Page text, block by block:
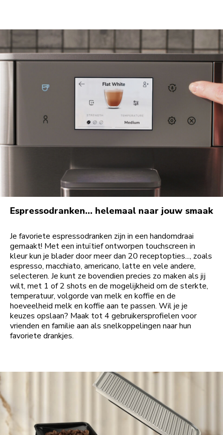
Espressodranken… helemaal naar jouw smaak
Je favoriete espressodranken zijn in een handomdraai
gemaakt! Met een intuïtief ontworpen touchscreen in
kleur kun je blader door meer dan 20 receptopties..., zoals
espresso, macchiato, americano, latte en vele andere,
selecteren. Je kunt ze bovendien precies zo maken als jij
wilt, met 1 of 2 shots en de mogelijkheid om de sterkte,
temperatuur, volgorde van melk en koffie en de
hoeveelheid melk en koffie aan te passen. Wil je je
keuzes opslaan? Maak tot 4 gebruikersprofielen voor
vrienden en familie aan als snelkoppelingen naar hun
favoriete drankjes.